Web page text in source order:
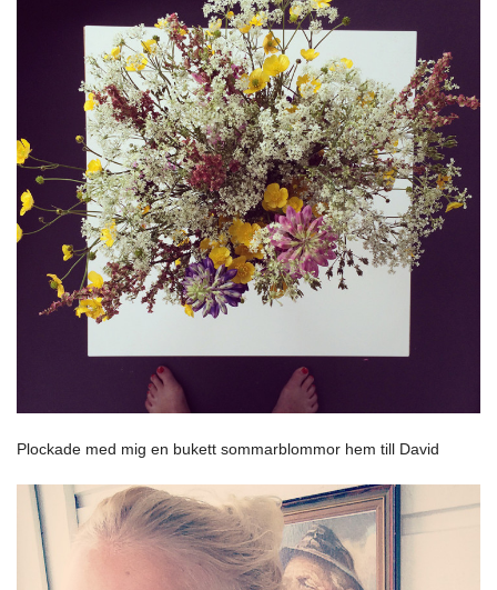
Plockade med mig en bukett sommarblommor hem till David